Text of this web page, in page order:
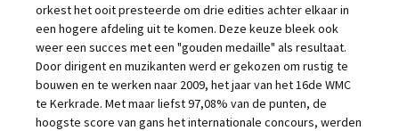
orkest het ooit presteerde om drie edities achter elkaar in
een hogere afdeling uit te komen. Deze keuze bleek ook
weer een succes met een "gouden medaille" als resultaat.
Door dirigent en muzikanten werd er gekozen om rustig te
bouwen en te werken naar 2009, het jaar van het 16de WMC
te Kerkrade. Met maar liefst 97,08% van de punten, de
hoogste score van gans het internationale concours, werden